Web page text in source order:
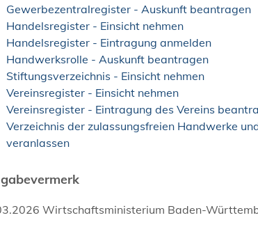
Gewerbezentralregister - Auskunft beantragen
Handelsregister - Einsicht nehmen
Handelsregister - Eintragung anmelden
Handwerksrolle - Auskunft beantragen
Stiftungsverzeichnis - Einsicht nehmen
Vereinsregister - Einsicht nehmen
Vereinsregister - Eintragung des Vereins
Verzeichnis der zulassungsfreien Handwerke
veranlassen
Wirtschaftsministerium Baden-